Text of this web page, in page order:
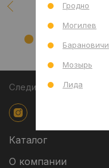
Следите за акциями
Каталог
О компании
Гродно
Могилев
Барановичи
Мозырь
Лида